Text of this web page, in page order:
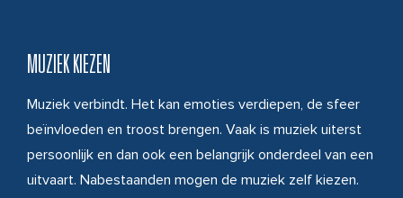
MUZIEK KIEZEN
Muziek verbindt. Het kan emoties verdiepen, de sfeer
beïnvloeden en troost brengen. Vaak is muziek uiterst
persoonlijk en dan ook een belangrijk onderdeel van een
uitvaart. Nabestaanden mogen de muziek zelf kiezen.